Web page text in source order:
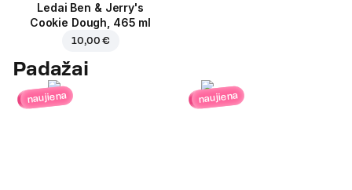
Ledai Ben & Jerry's
Cookie Dough, 465 ml
10,00 €
Padažai
naujiena naujiena